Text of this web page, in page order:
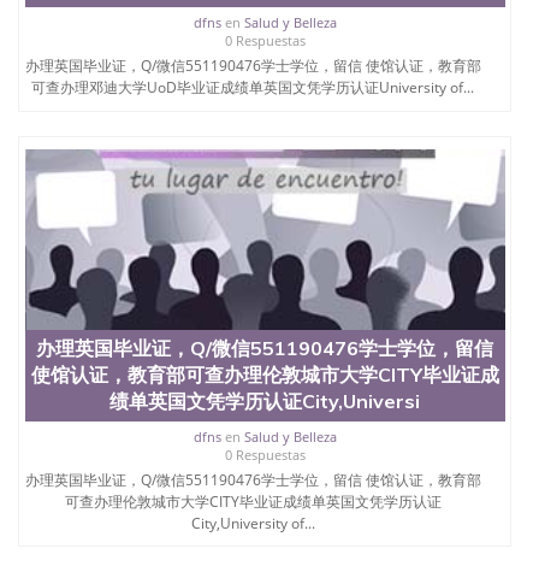
dfnsen Salud y Belleza
0 Respuestas
办理英国毕业证，Q/微信551190476学士学位，留信 使馆认证，教育部
可查办理邓迪大学UoD毕业证成绩单英国文凭学历认证University of...
办理英国毕业证，Q/微信551190476学士学位，留信
使馆认证，教育部可查办理伦敦城市大学CITY毕业证成
绩单英国文凭学历认证City,Universi
dfnsen Salud y Belleza
0 Respuestas
办理英国毕业证，Q/微信551190476学士学位，留信 使馆认证，教育部
可查办理伦敦城市大学CITY毕业证成绩单英国文凭学历认证
City,University of...